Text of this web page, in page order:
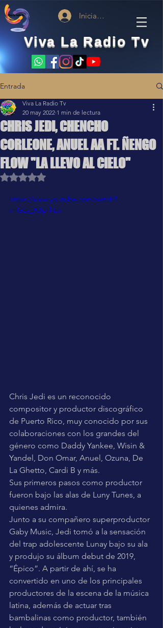
Viva La Radio Tv
Iniciar sesión
Entrada
CHRIS JEDI, CHENCHO
CORLEONE, ANUEL AA FT. ÑENGO
FLOW "LA LLEVO AL CIELO"
Viva La Radio Tv
20 may 2022 1 min de lectura
Obtuvo NaN de 5 estrellas.
https://www.youtube.com/watch?
v=GEy_XBp-hLo
Chris Jedi es un reconocido
compositor y productor discográfico
de Puerto Rico, muy conocido por sus
colaboraciones con los grandes del
género como Daddy Yankee, Wisin &
Yandel, Don Omar, Anuel, Ozuna, De
La Ghetto, Cardi B y más.
Sus primeros pasos como productor
fueron bajo las alas de Luny Tunes, a
quienes admira.
Junto a su compañero superproductor
Gaby Music, Jedi tomó a la sensación
del trap adolescente Lunay bajo su ala
y produjo su álbum debut de 2019,
“Épico”. A partir de ahí, se ha
convertido en uno de los principales
productores de la escena de la música
latina, además de actuar tras
bambalinas como productor, también